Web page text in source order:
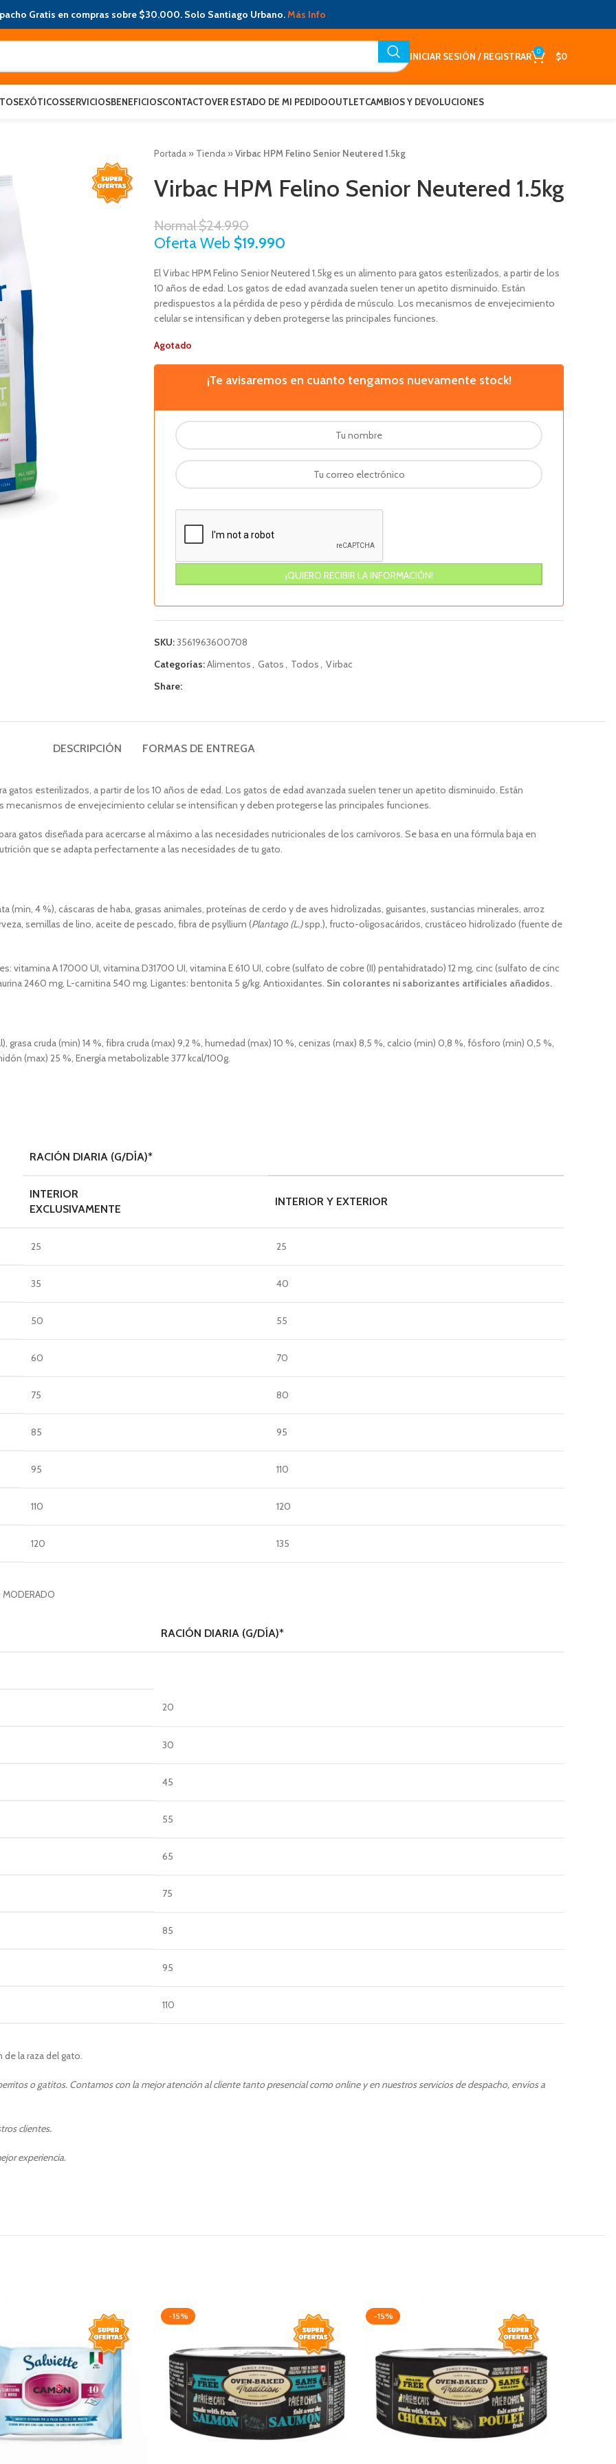
Gratis en compras sobre $30.000. Solo Santiago Urbano.Más Info
INICIAR SESIÓN / REGISTRAR 0 $0
EXÓTICOSSERVICIOSBENEFICIOSCONTACTOVER ESTADO DE MI PEDIDOOUTLETCAMBIOS Y DEVOLUCIONES
Portada » Tienda »Virbac HPM Felino Senior Neutered 1.5kg
Virbac HPM Felino Senior Neutered 1.5kg
Normal$24.990
Oferta Web $19.990
El Virbac HPM Felino Senior Neutered 1.5kg es un alimento para gatos esterilizados, a partir de los
10 años de edad. Los gatos de edad avanzada suelen tener un apetito disminuido. Están
predispuestos a la pérdida de peso y pérdida de músculo. Los mecanismos de envejecimiento
celular se intensifican y deben protegerse las principales funciones.
Agotado
¡Te avisaremos en cuanto tengamos nuevamente stock!
SKU:3561963600708
Categorías:Alimentos, Gatos, Todos, Virbac
Share:
DESCRIPCIÓN FORMAS DE ENTREGA
gatos esterilizados, a partir de los 10 años de edad. Los gatos de edad avanzada suelen tener un apetito disminuido. Están
mecanismos de envejecimiento celular se intensifican y deben protegerse las principales funciones.
gatos diseñada para acercarse al máximo a las necesidades nutricionales de los carnívoros. Se basa en una fórmula baja en
que se adapta perfectamente a las necesidades de tu gato.
(min, 4 %), cáscaras de haba, grasas animales, proteínas de cerdo y de aves hidrolizadas, guisantes, sustancias minerales, arroz
semillas de lino, aceite de pescado, fibra de psyllium (Plantago (L.)spp.), fructo-oligosacáridos, crustáceo hidrolizado (fuente de
vitamina A 17000 UI, vitamina D31700 UI, vitamina E 610 UI, cobre (sulfato de cobre (II) pentahidratado) 12 mg, cinc (sulfato de cinc
2460 mg, L-carnitina 540 mg. Ligantes: bentonita 5 g/kg. Antioxidantes. Sin colorantes ni saborizantes artificiales añadidos.
cruda (min) 14 %, fibra cruda (max) 9,2 %, humedad (max) 10 %, cenizas (max) 8,5 %, calcio (min) 0,8 %, fósforo (min) 0,5 %,
(max) 25 %, Energía metabolizable 377 kcal/100g.
RACIÓN DIARIA (G/DÍA)*
INTERIOR
EXCLUSIVAMENTE
INTERIOR Y EXTERIOR
25 25
35 40
50 55
60 70
75 80
85 95
95 110
110 120
120 135
MODERADO
RACIÓN DIARIA (G/DÍA)*
20
30
45
55
65
75
85
95
110
la raza del gato.
o gatitos. Contamos con la mejor atención al cliente tanto presencial como online y en nuestros servicios de despacho, envíos a
clientes.
experiencia.
-15% -15%